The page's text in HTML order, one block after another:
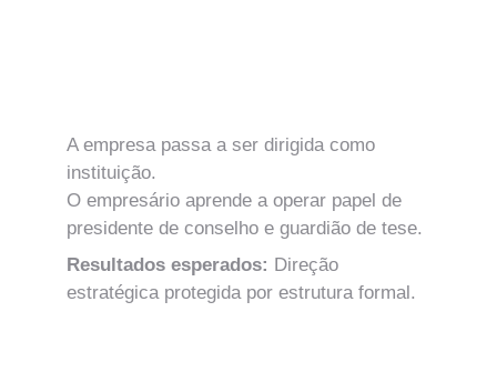
A empresa passa a ser dirigida como
instituição.
O empresário aprende a operar papel de
presidente de conselho e guardião de tese.
Resultados esperados: Direção
estratégica protegida por estrutura formal.